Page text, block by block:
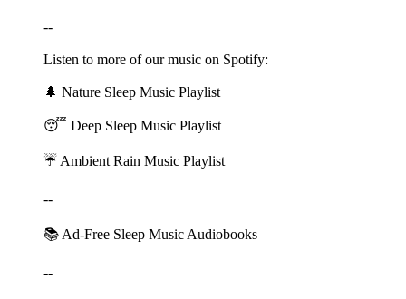
--
Listen to more of our music on Spotify:
🌲 ⁠⁠⁠⁠⁠⁠⁠⁠⁠⁠⁠⁠⁠⁠⁠⁠⁠⁠⁠⁠⁠⁠⁠⁠⁠⁠⁠⁠⁠⁠⁠⁠⁠⁠⁠⁠⁠⁠⁠⁠⁠⁠⁠⁠⁠⁠⁠⁠⁠⁠⁠⁠⁠⁠⁠⁠⁠⁠⁠⁠⁠⁠⁠⁠⁠⁠⁠⁠⁠⁠⁠⁠⁠⁠⁠⁠⁠⁠⁠⁠⁠⁠⁠⁠⁠⁠⁠⁠⁠⁠⁠⁠⁠⁠⁠⁠⁠⁠⁠⁠⁠⁠⁠⁠⁠⁠⁠⁠⁠⁠⁠⁠⁠⁠⁠⁠⁠⁠⁠⁠⁠Nature Sleep Music Playlist⁠⁠⁠⁠⁠⁠⁠⁠⁠⁠⁠⁠⁠⁠⁠⁠⁠⁠⁠⁠⁠⁠⁠⁠⁠⁠⁠⁠⁠⁠⁠⁠⁠⁠⁠⁠⁠⁠⁠⁠⁠⁠⁠⁠⁠⁠⁠⁠⁠⁠⁠⁠⁠⁠⁠⁠⁠⁠⁠⁠⁠⁠⁠⁠⁠⁠⁠⁠⁠⁠⁠⁠⁠⁠⁠⁠⁠⁠⁠⁠⁠⁠⁠⁠⁠⁠⁠⁠⁠⁠⁠⁠⁠⁠⁠⁠⁠⁠⁠⁠⁠⁠⁠⁠⁠⁠⁠⁠⁠⁠⁠⁠⁠⁠⁠⁠⁠⁠⁠⁠⁠
😴 ⁠⁠⁠⁠⁠⁠⁠⁠⁠⁠⁠⁠⁠⁠⁠⁠⁠⁠⁠⁠⁠⁠⁠⁠⁠⁠⁠⁠⁠⁠⁠⁠⁠⁠⁠⁠⁠⁠⁠⁠⁠⁠⁠⁠⁠⁠⁠⁠⁠⁠⁠⁠⁠⁠⁠⁠⁠⁠⁠⁠⁠⁠⁠⁠⁠⁠⁠⁠⁠⁠⁠⁠⁠⁠⁠⁠⁠⁠⁠⁠⁠⁠⁠⁠⁠⁠⁠⁠⁠⁠⁠⁠⁠⁠⁠⁠⁠⁠⁠⁠⁠⁠⁠⁠⁠⁠⁠⁠⁠⁠⁠⁠⁠⁠⁠⁠⁠⁠⁠⁠⁠Deep Sleep Music Playlist⁠⁠⁠⁠⁠⁠⁠⁠⁠⁠⁠⁠⁠⁠⁠⁠⁠⁠⁠⁠⁠⁠⁠⁠⁠⁠⁠⁠⁠⁠⁠⁠⁠⁠⁠⁠⁠⁠⁠⁠⁠⁠⁠⁠⁠⁠⁠⁠⁠⁠⁠⁠⁠⁠⁠⁠⁠⁠⁠⁠⁠⁠⁠⁠⁠⁠⁠⁠⁠⁠⁠⁠⁠⁠⁠⁠⁠⁠⁠⁠⁠⁠⁠⁠⁠⁠⁠⁠⁠⁠⁠⁠⁠⁠⁠⁠⁠⁠⁠⁠⁠⁠⁠⁠⁠⁠⁠⁠⁠⁠⁠⁠⁠⁠⁠⁠⁠⁠⁠⁠⁠
☔ ⁠⁠⁠⁠⁠⁠⁠⁠⁠⁠⁠⁠⁠⁠⁠⁠⁠⁠⁠⁠⁠⁠⁠⁠⁠⁠⁠⁠⁠⁠⁠⁠⁠⁠⁠⁠⁠⁠⁠⁠⁠⁠⁠⁠⁠⁠⁠⁠⁠⁠⁠⁠⁠⁠⁠⁠⁠⁠⁠⁠⁠⁠⁠⁠⁠⁠⁠⁠⁠⁠⁠⁠⁠⁠⁠⁠⁠⁠⁠⁠⁠⁠⁠⁠⁠⁠⁠⁠⁠⁠⁠⁠⁠⁠⁠⁠⁠⁠⁠⁠⁠⁠⁠⁠⁠⁠⁠⁠⁠⁠⁠⁠⁠⁠⁠⁠⁠⁠⁠⁠⁠Ambient Rain Music Playlist⁠⁠⁠⁠⁠⁠⁠⁠⁠⁠⁠⁠⁠⁠⁠⁠⁠⁠⁠⁠⁠⁠⁠⁠⁠⁠⁠⁠⁠⁠⁠⁠⁠⁠⁠⁠⁠⁠⁠⁠⁠⁠⁠⁠⁠⁠⁠⁠⁠⁠⁠⁠⁠⁠⁠⁠⁠⁠⁠⁠⁠⁠⁠⁠⁠⁠⁠⁠⁠⁠⁠⁠⁠⁠⁠⁠⁠⁠⁠⁠⁠⁠⁠⁠⁠⁠⁠⁠⁠⁠⁠⁠⁠⁠⁠⁠⁠⁠⁠⁠⁠⁠⁠⁠⁠⁠⁠⁠⁠⁠⁠⁠⁠⁠⁠⁠⁠⁠⁠⁠⁠
--
📚 ⁠⁠⁠⁠⁠⁠⁠⁠⁠⁠⁠⁠⁠⁠⁠⁠⁠⁠⁠⁠⁠⁠⁠⁠⁠⁠⁠Ad-Free Sleep Music Audiobooks⁠⁠⁠⁠⁠⁠⁠⁠⁠⁠⁠⁠⁠⁠⁠⁠⁠⁠⁠⁠⁠⁠⁠⁠⁠
--